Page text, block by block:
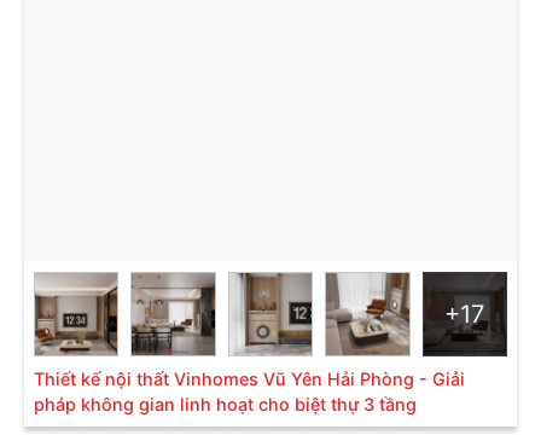
+17
Thiết kế nội thất Vinhomes Vũ Yên Hải Phòng - Giải
pháp không gian linh hoạt cho biệt thự 3 tầng